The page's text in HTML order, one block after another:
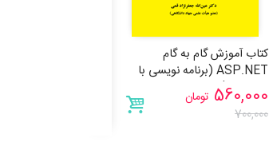
کتاب آموزش گام به گام
ASP.NET (برنامه نویسی با
C#.NET) - ویراست چهارم
560,000 تومان
700,000